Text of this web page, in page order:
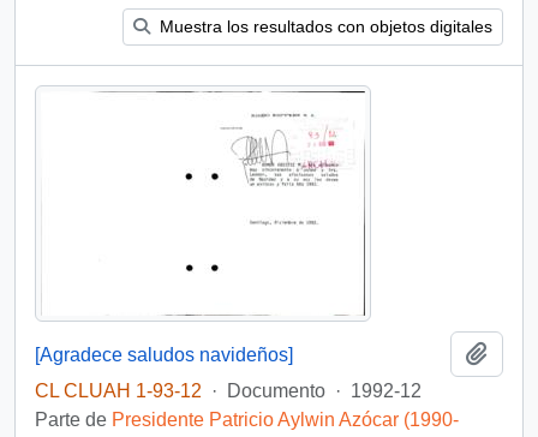
Muestra los resultados con objetos digitales
[Agradece saludos navideños]
CL CLUAH 1-93-12
· Documento · 1992-12
Parte de Presidente Patricio Aylwin Azócar (1990-